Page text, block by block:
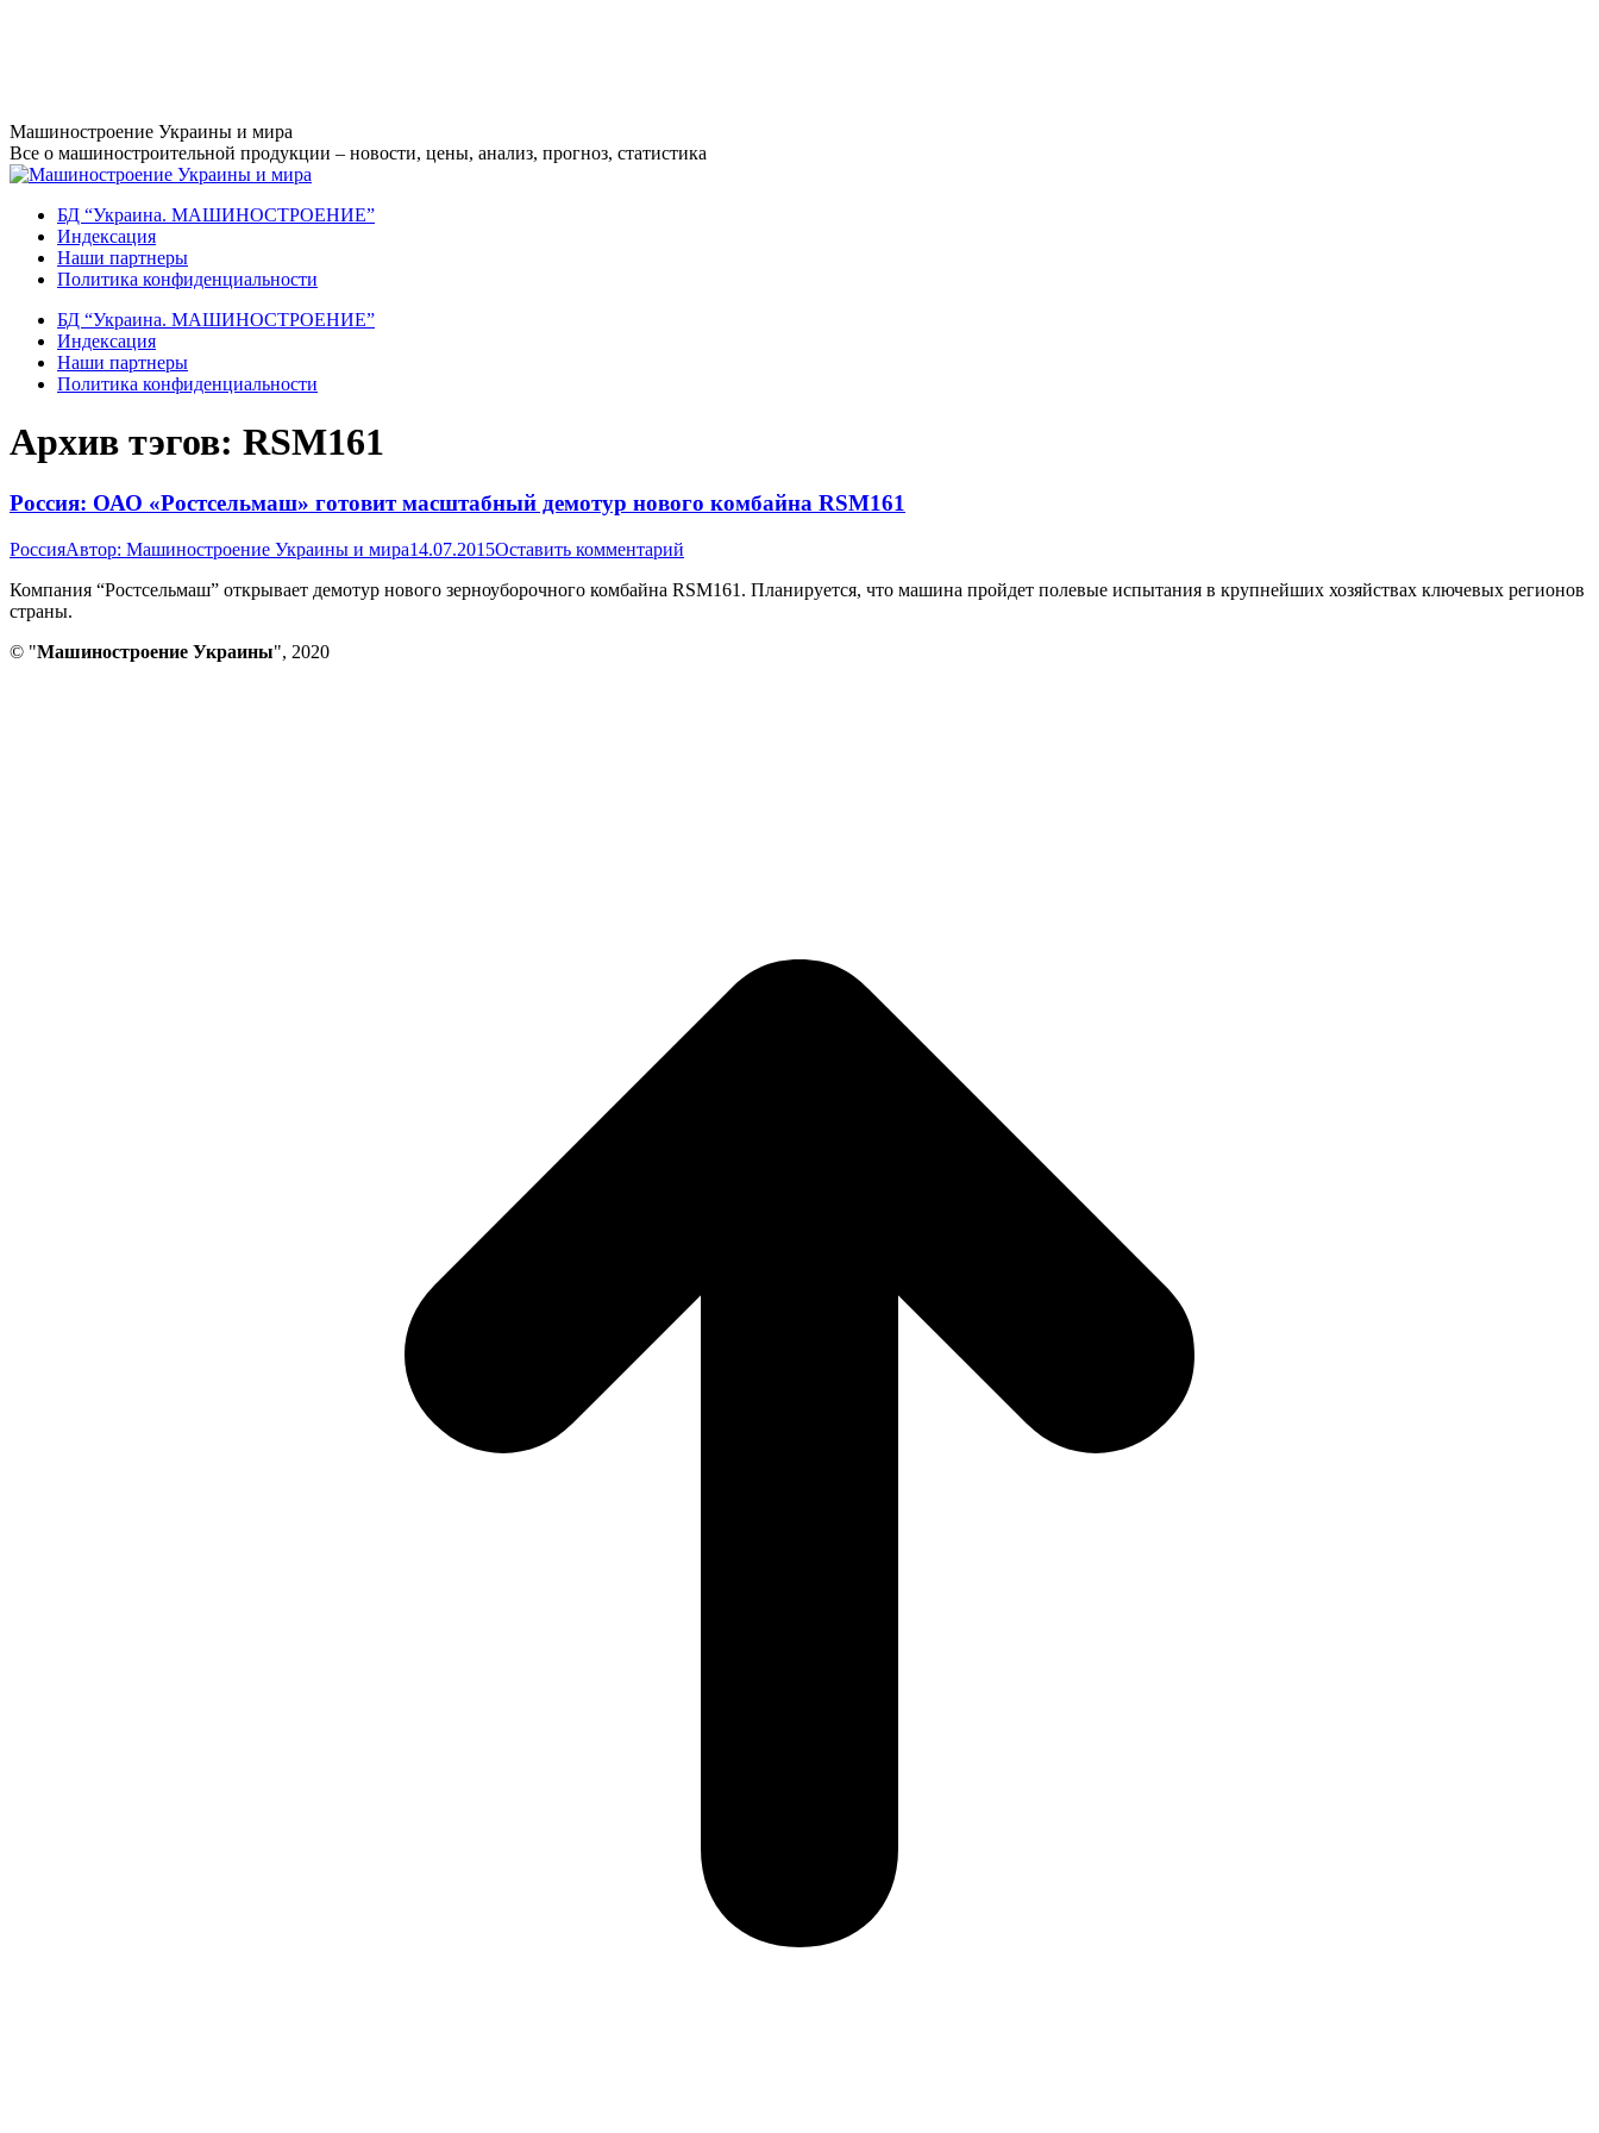
Перейти
к
содержанию
Машиностроение Украины и мира
Все о машиностроительной продукции – новости, цены, анализ, прогноз, статистика
БД “Украина. МАШИНОСТРОЕНИЕ”
Индекcация
Наши партнеры
Политика конфиденциальности
БД “Украина. МАШИНОСТРОЕНИЕ”
Индекcация
Наши партнеры
Политика конфиденциальности
Архив тэгов: RSM161
Россия: ОАО «Ростсельмаш» готовит масштабный демотур нового комбайна RSM161
РоссияАвтор: Машиностроение Украины и мира14.07.2015Оставить комментарий
Компания “Ростсельмаш” открывает демотур нового зерноуборочного комбайна RSM161. Планируется, что машина пройдет полевые испытания в крупнейших хозяйствах ключевых регионов
страны.
© "Машиностроение Украины", 2020